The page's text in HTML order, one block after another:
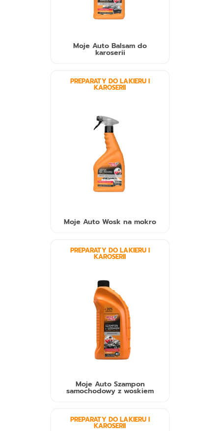
Moje Auto Balsam do
karoserii
PREPARATY DO LAKIERU I
KAROSERII
Moje Auto Wosk na mokro
PREPARATY DO LAKIERU I
KAROSERII
Moje Auto Szampon
samochodowy z woskiem
PREPARATY DO LAKIERU I
KAROSERII